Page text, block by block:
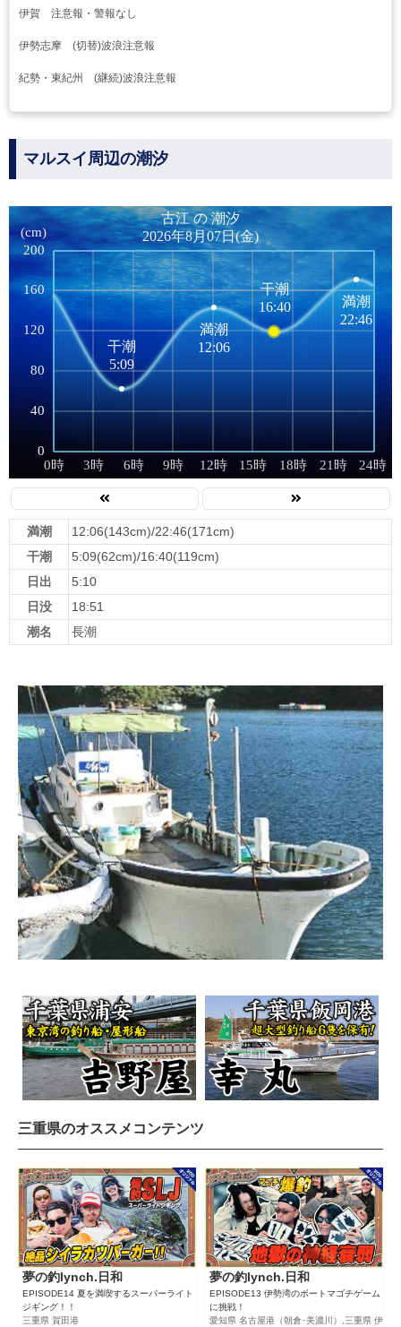
伊賀 注意報・警報なし
伊勢志摩 (切替)波浪注意報
紀勢・東紀州 (継続)波浪注意報
マルスイ周辺の潮汐
満潮
12:06(143cm)/22:46(171cm)
干潮
5:09(62cm)/16:40(119cm)
日出
5:10
日没
18:51
潮名
長潮
三重県のオススメコンテンツ
夢の釣lynch.日和
EPISODE14 夏を満喫するスーパーライト
ジギング！！
三重県 賀田港
夢の釣lynch.日和
EPISODE13 伊勢湾のボートマゴチゲーム
に挑戦！
愛知県 名古屋港（朝倉･美濃川）,三重県 伊